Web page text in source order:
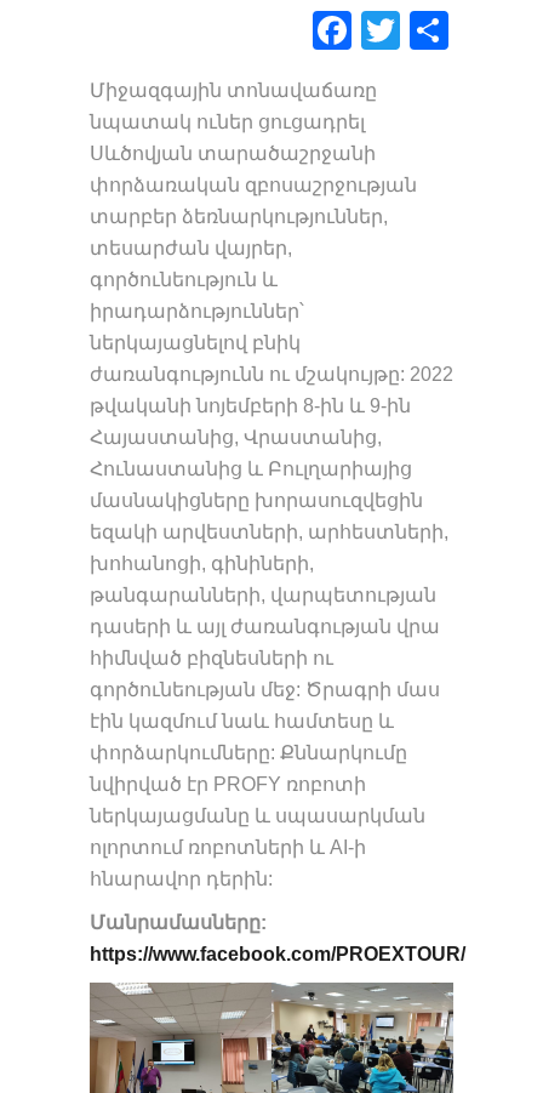
Facebook
Twitter
Միջազգային տոնավաճառը
նպատակ ուներ ցուցադրել
Սևծովյան տարածաշրջանի
փորձառական զբոսաշրջության
տարբեր ձեռնարկություններ,
տեսարժան վայրեր,
գործունեություն և
իրադարձություններ՝
ներկայացնելով բնիկ
ժառանգությունն ու մշակույթը: 2022
թվականի նոյեմբերի 8-ին և 9-ին
Հայաստանից, Վրաստանից,
Հունաստանից և Բուլղարիայից
մասնակիցները խորասուզվեցին
եզակի արվեստների, արհեստների,
խոհանոցի, գինիների,
թանգարանների, վարպետության
դասերի և այլ ժառանգության վրա
հիմնված բիզնեսների ու
գործունեության մեջ: Ծրագրի մաս
էին կազմում նաև համտեսը և
փորձարկումները: Քննարկումը
նվիրված էր PROFY ռոբոտի
ներկայացմանը և սպասարկման
ոլորտում ռոբոտների և AI-ի
հնարավոր դերին:
Մանրամասները:
https://www.facebook.com/PROEXTOUR/